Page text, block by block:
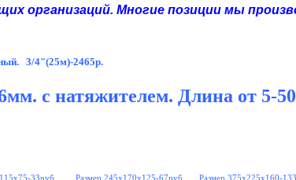
организаций. Многие позиции мы
3/4"(25м)-2465р.
с натяжителем. Длина от 5-
33руб. Размер 245x170x125-67руб. Размер 375x225x160-